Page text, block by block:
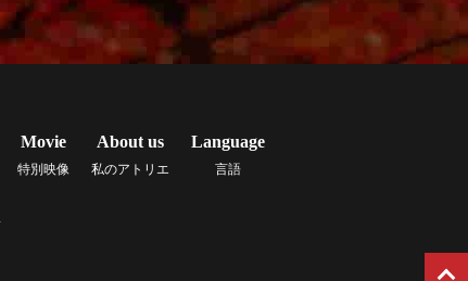
Movie
特別映像
About us
私のアトリエ
Language
言語